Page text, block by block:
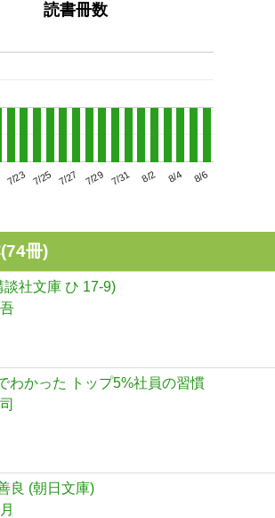
読書冊数
7/23 7/25 7/27 7/29 7/31 8/2 8/4 8/6
74冊)
談社文庫 ひ 17-9)
わかった トップ5%社員の習慣
良 (朝日文庫)